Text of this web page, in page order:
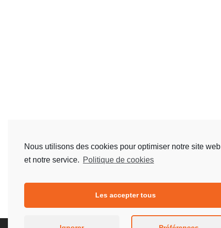
Nous utilisons des cookies pour optimiser notre site web
et notre service. Politique de cookies
Les accepter tous